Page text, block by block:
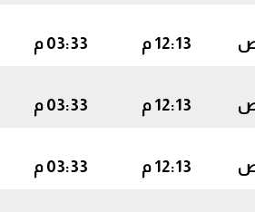
12:13 م 03:33 م
12:13 م 03:33 م
12:13 م 03:33 م